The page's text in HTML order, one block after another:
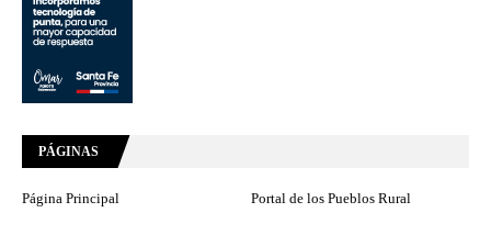
PÁGINAS
Página Principal Portal de los Pueblos Rural